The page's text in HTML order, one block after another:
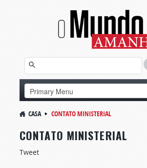
CASA CONTATO MINISTERIAL
CONTATO MINISTERIAL
Tweet